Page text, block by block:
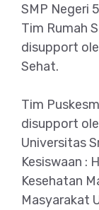
SMP Negeri
Tim Rumah
disupport
Sehat.
Tim
disupport
Universitas
Kesiswaan :
Kesehatan
Masyarakat